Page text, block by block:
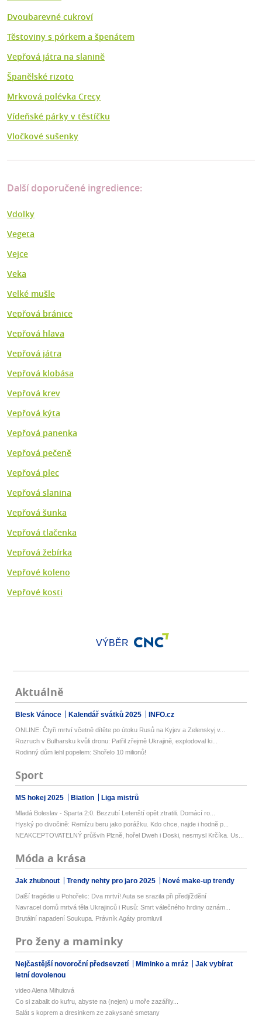
Dvoubarevné cukroví
Těstoviny s pórkem a špenátem
Vepřová játra na slanině
Španělské rizoto
Mrkvová polévka Crecy
Vídeňské párky v těstíčku
Vločkové sušenky
Další doporučené ingredience:
Vdolky
Vegeta
Vejce
Veka
Velké mušle
Vepřová bránice
Vepřová hlava
Vepřová játra
Vepřová klobása
Vepřová krev
Vepřová kýta
Vepřová panenka
Vepřová pečeně
Vepřová plec
Vepřová slanina
Vepřová šunka
Vepřová tlačenka
Vepřová žebírka
Vepřové koleno
Vepřové kosti
VÝBĚR
Aktuálně
Blesk Vánoce Kalendář svátků 2025 INFO.cz
ONLINE: Čtyři mrtví včetně dítěte po útoku Rusů na Kyjev a Zelenskyj v...
Rozruch v Bulharsku kvůli dronu: Patřil zřejmě Ukrajině, explodoval ki...
Rodinný dům lehl popelem: Shořelo 10 milionů!
Sport
MS hokej 2025 Biatlon Liga mistrů
Mladá Boleslav - Sparta 2:0. Bezzubí Letenští opět ztratili. Domácí ro...
Hyský po divočině: Remízu beru jako porážku. Kdo chce, najde i hodně p...
NEAKCEPTOVATELNÝ průšvih Plzně, hořel Dweh i Doski, nesmysl Krčíka. Us...
Móda a krása
Jak zhubnout Trendy nehty pro jaro 2025 Nové make-up trendy
Další tragédie u Pohořelic: Dva mrtví! Auta se srazila při předjíždění
Navracel domů mrtvá těla Ukrajinců i Rusů: Smrt válečného hrdiny oznám...
Brutální napadení Soukupa. Právník Agáty promluvil
Pro ženy a maminky
Nejčastější novoroční předsevzetí Miminko a mráz
Jak vybírat
letní dovolenou
video Alena Mihulová
Co si zabalit do kufru, abyste na (nejen) u moře zazářily...
Salát s koprem a dresinkem ze zakysané smetany